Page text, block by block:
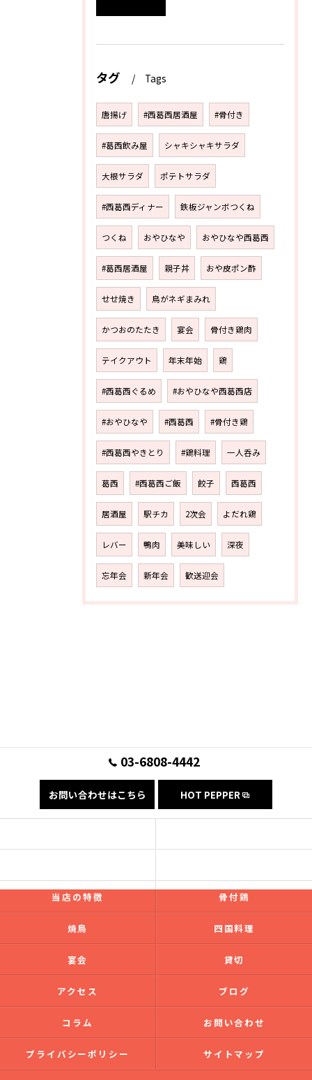
タグ Tags
唐揚げ #西葛西居酒屋 #骨付き
#葛西飲み屋 シャキシャキサラダ
大根サラダ ポテトサラダ
#西葛西ディナー 鉄板ジャンボつくね
つくね おやひなや おやひなや西葛西
#葛西居酒屋 親子丼 おや皮ポン酢
せせ焼き 鳥がネギまみれ
かつおのたたき 宴会 骨付き鶏肉
テイクアウト 年末年始 鶏
#西葛西ぐるめ #おやひなや西葛西店
#おやひなや #西葛西 #骨付き鶏
#西葛西やきとり #鶏料理 一人呑み
葛西 #西葛西ご飯 餃子 西葛西
居酒屋 駅チカ 2次会 よだれ鶏
レバー 鴨肉 美味しい 深夜
忘年会 新年会 歓送迎会
03-6808-4442
お問い合わせはこちら HOT PEPPER
当店の特徴 骨付鶏
焼鳥 四国料理
宴会 貸切
アクセス ブログ
コラム お問い合わせ
プライバシーポリシー サイトマップ